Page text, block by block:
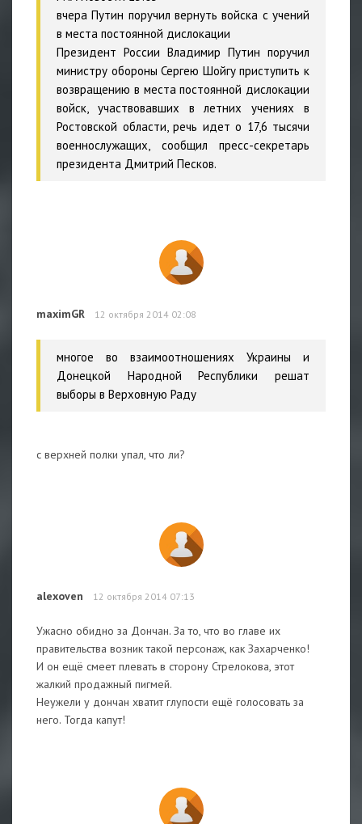
вчера Путин поручил вернуть войска с учений
в места постоянной дислокации
Президент России Владимир Путин поручил
министру обороны Сергею Шойгу приступить к
возвращению в места постоянной дислокации
войск, участвовавших в летних учениях в
Ростовской области, речь идет о 17,6 тысячи
военнослужащих, сообщил пресс-секретарь
президента Дмитрий Песков.
maximGR 12 октября 2014 02:08
многое во взаимоотношениях Украины и
Донецкой Народной Республики решат
выборы в Верховную Раду
с верхней полки упал, что ли?
alexoven 12 октября 2014 07:13
Ужасно обидно за Дончан. За то, что во главе их
правительства возник такой персонаж, как Захарченко!
И он ещё смеет плевать в сторону Стрелокова, этот
жалкий продажный пигмей.
Неужели у дончан хватит глупости ещё голосовать за
него. Тогда капут!